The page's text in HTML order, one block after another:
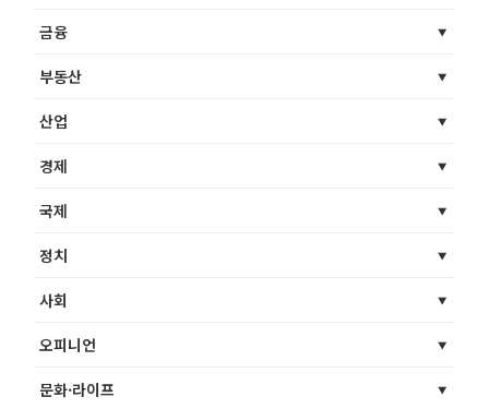
금융
부동산
산업
경제
국제
정치
사회
오피니언
문화·라이프